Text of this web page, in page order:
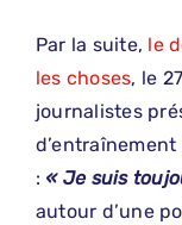
Par la suite, le
les choses, le
journalistes
: « Je suis
autour d’une